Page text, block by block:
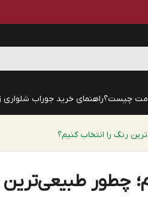
چیست؟راهنمای خرید جوراب شلواری
رنگ را انتخاب کنیم؟
چطور طبیعی‌ترین